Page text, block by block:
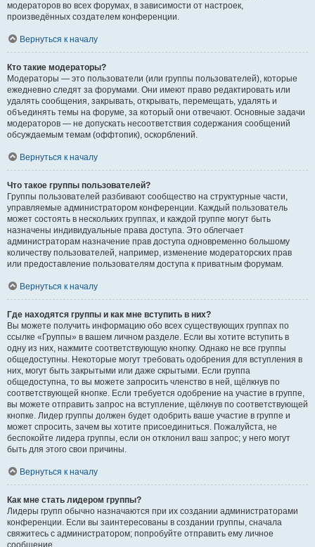
модераторов во всех форумах, в зависимости от настроек,
произведённых создателем конференции.
Вернуться к началу
Кто такие модераторы?
Модераторы — это пользователи (или группы пользователей), которые
ежедневно следят за форумами. Они имеют право редактировать или
удалять сообщения, закрывать, открывать, перемещать, удалять и
объединять темы на форуме, за который они отвечают. Основные задачи
модераторов — не допускать несоответствия содержания сообщений
обсуждаемым темам (оффтопик), оскорблений.
Вернуться к началу
Что такое группы пользователей?
Группы пользователей разбивают сообщество на структурные части,
управляемые администратором конференции. Каждый пользователь
может состоять в нескольких группах, и каждой группе могут быть
назначены индивидуальные права доступа. Это облегчает
администраторам назначение прав доступа одновременно большому
количеству пользователей, например, изменение модераторских прав
или предоставление пользователям доступа к приватным форумам.
Вернуться к началу
Где находятся группы и как мне вступить в них?
Вы можете получить информацию обо всех существующих группах по
ссылке «Группы» в вашем личном разделе. Если вы хотите вступить в
одну из них, нажмите соответствующую кнопку. Однако не все группы
общедоступны. Некоторые могут требовать одобрения для вступления в
них, могут быть закрытыми или даже скрытыми. Если группа
общедоступна, то вы можете запросить членство в ней, щёлкнув по
соответствующей кнопке. Если требуется одобрение на участие в группе,
вы можете отправить запрос на вступление, щёлкнув по соответствующей
кнопке. Лидер группы должен будет одобрить ваше участие в группе и
может спросить, зачем вы хотите присоединиться. Пожалуйста, не
беспокойте лидера группы, если он отклонил ваш запрос; у него могут
быть для этого свои причины.
Вернуться к началу
Как мне стать лидером группы?
Лидеры групп обычно назначаются при их создании администраторами
конференции. Если вы заинтересованы в создании группы, сначала
свяжитесь с администратором; попробуйте отправить ему личное
сообщение.